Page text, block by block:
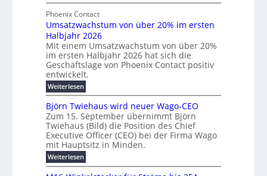
b
r
a
u
c
h
t
m
e
r
T
e
m
p
o
u
b
ü
r
m
o
d
e
r
n
e
E
e
N
H
-
S
i
c
h
e
r
u
n
g
s
l
e
i
l
i
g
u
n
g
b
e
m
2
0
2
h
r
f
a
c
h
d
u
r
c
f
ü
h
r
u
n
g
e
Phoenix Contact
Umsatzwachstum von über 20% im ersten
Halbjahr 2026
Mit einem Umsatzwachstum von über 20%
im ersten Halbjahr 2026 hat sich die
Geschäftslage von Phoenix Contact positiv
entwickelt.
Weiterlesen:
U
m
s
a
z
w
a
c
h
Björn Twiehaus wird neuer Wago-CEO
Zum 15. September übernimmt Björn
Twiehaus (Bild) die Position des Chief
Executive Officer (CEO) bei der Firma Wago
mit Hauptsitz in Minden.
Weiterlesen:
B